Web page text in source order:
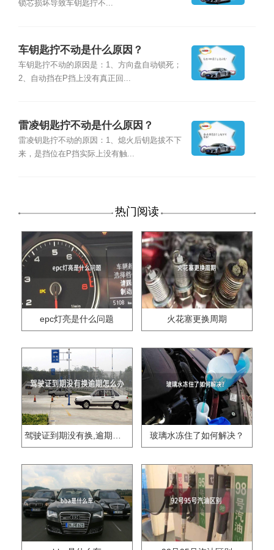
锁芯损坏导致车钥匙拧不...
车钥匙拧不动是什么原因？
车钥匙拧不动的原因是：1、方向盘自动锁死；
2、自动挡在P挡上没有真正回...
雷凌钥匙拧不动是什么原因？
雷凌钥匙拧不动的原因：1、熄火后钥匙拔不下
来，是挡位在P挡实际上没有触...
热门阅读
epc灯亮是什么问题 火花塞更换周期
驾驶证到期没有换,逾期怎么办?? 玻璃水冻住了如何解决？